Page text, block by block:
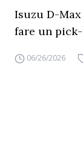
Isuzu D-Max
fare un
06/26/2026